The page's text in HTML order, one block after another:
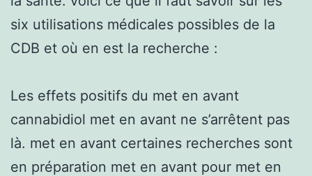
six utilisations médicales possibles de la
CDB et où en est la recherche :
Les effets positifs du met en avant
cannabidiol met en avant ne s’arrêtent pas
là. met en avant certaines recherches sont
en préparation met en avant pour met en